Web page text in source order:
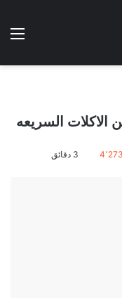
الوضع
السريعه
4٬273